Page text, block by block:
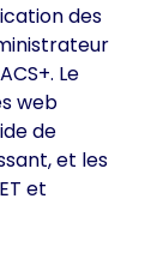
des
Le
web
de
et les
et